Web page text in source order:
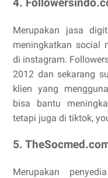
4.
Merupakan jasa
meningkatkan social
di instagram.
2012 dan sekarang
klien yang
bisa bantu
tetapi juga di tiktok,
5.
Merupakan